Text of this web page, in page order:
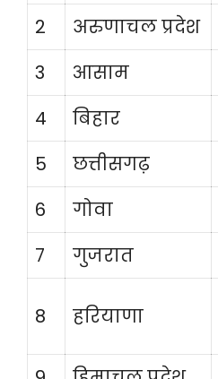
2
अरुणाचल प्रदेश
3
आसाम
4
बिहार
5
छत्तीसगढ़
6
गोवा
7
गुजरात
8 हरियाणा